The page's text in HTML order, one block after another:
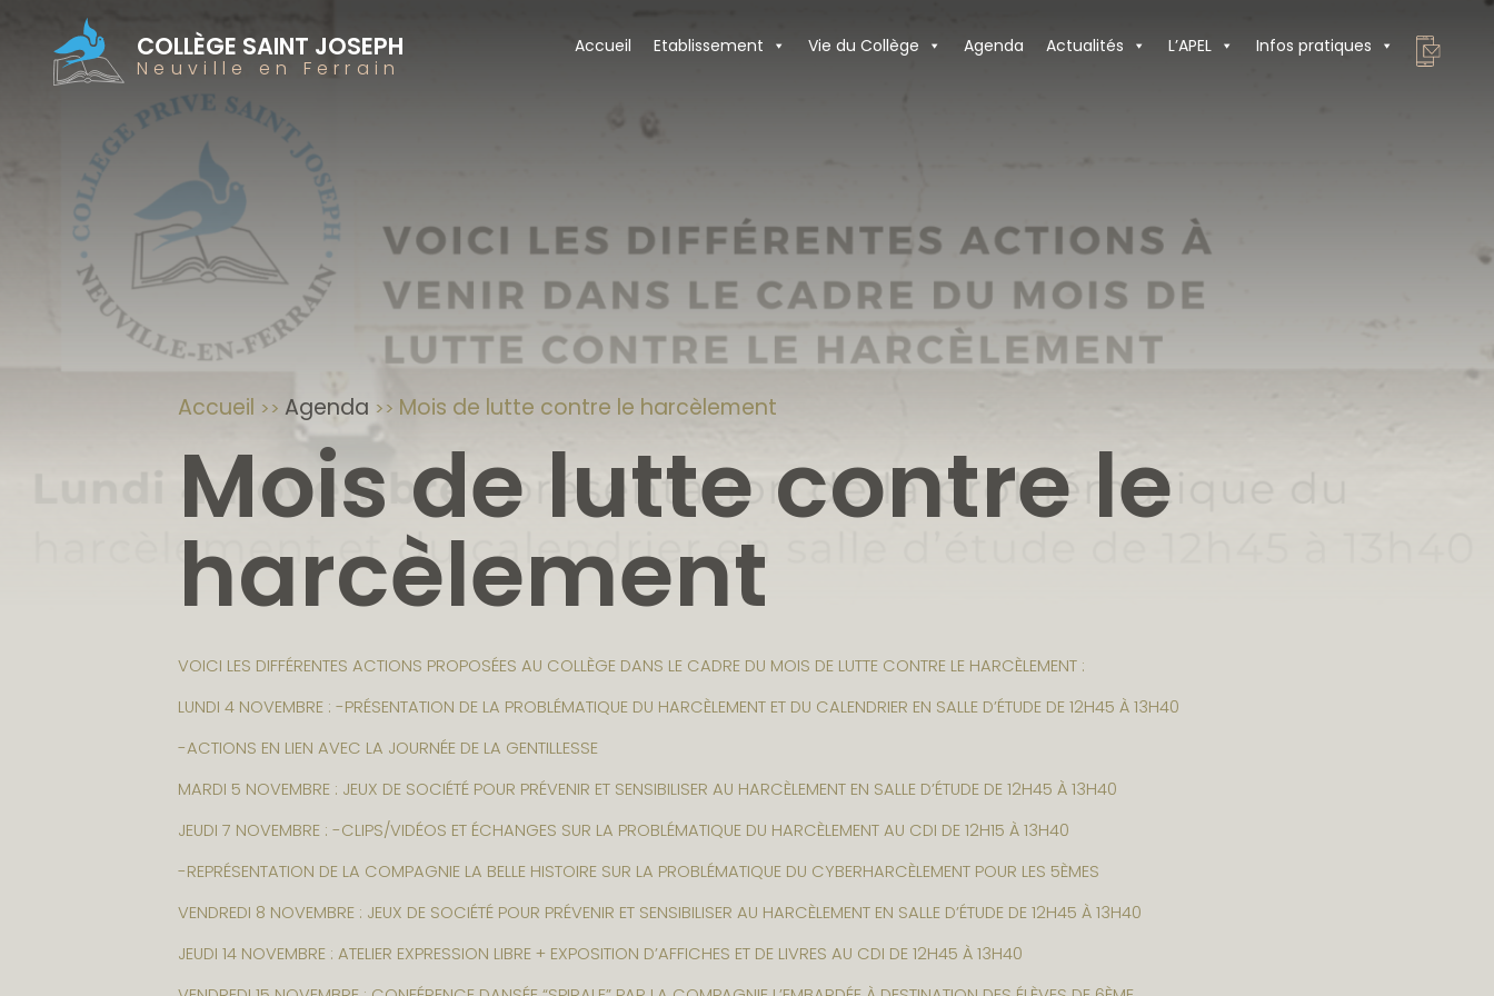
COLLÈGE SAINT JOSEPH
Neuville en Ferrain
Accueil Etablissement Vie du Collège Agenda Actualités L’APEL Infos pratiques
Accueil Agenda Mois de lutte contre le harcèlement
Mois de lutte contre le
harcèlement
VOICI LES DIFFÉRENTES ACTIONS PROPOSÉES AU COLLÈGE DANS LE CADRE DU MOIS DE LUTTE CONTRE LE HARCÈLEMENT :
LUNDI 4 NOVEMBRE : -PRÉSENTATION DE LA PROBLÉMATIQUE DU HARCÈLEMENT ET DU CALENDRIER EN SALLE D’ÉTUDE DE 12H45 À 13H40
-ACTIONS EN LIEN AVEC LA JOURNÉE DE LA GENTILLESSE
MARDI 5 NOVEMBRE : JEUX DE SOCIÉTÉ POUR PRÉVENIR ET SENSIBILISER AU HARCÈLEMENT EN SALLE D’ÉTUDE DE 12H45 À 13H40
JEUDI 7 NOVEMBRE : -CLIPS/VIDÉOS ET ÉCHANGES SUR LA PROBLÉMATIQUE DU HARCÈLEMENT AU CDI DE 12H15 À 13H40
-REPRÉSENTATION DE LA COMPAGNIE LA BELLE HISTOIRE SUR LA PROBLÉMATIQUE DU CYBERHARCÈLEMENT POUR LES 5ÈMES
VENDREDI 8 NOVEMBRE : JEUX DE SOCIÉTÉ POUR PRÉVENIR ET SENSIBILISER AU HARCÈLEMENT EN SALLE D’ÉTUDE DE 12H45 À 13H40
JEUDI 14 NOVEMBRE : ATELIER EXPRESSION LIBRE + EXPOSITION D’AFFICHES ET DE LIVRES AU CDI DE 12H45 À 13H40